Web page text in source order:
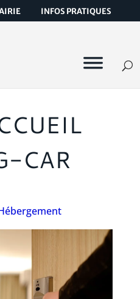
INFOS PRATIQUES
CAR